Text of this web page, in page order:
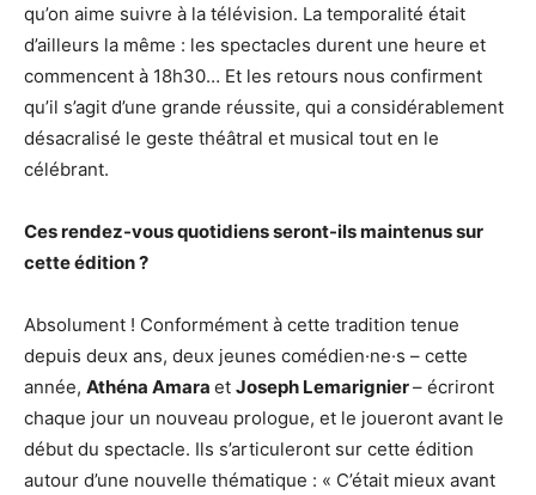
qu’on aime suivre à la télévision. La temporalité était
d’ailleurs la même : les spectacles durent une heure et
commencent à 18h30… Et les retours nous confirment
qu’il s’agit d’une grande réussite, qui a considérablement
désacralisé le geste théâtral et musical tout en le
célébrant.
Ces rendez-vous quotidiens seront-ils maintenus sur
cette édition ?
Absolument ! Conformément à cette tradition tenue
depuis deux ans, deux jeunes comédien·ne·s – cette
année, Athéna Amara et Joseph Lemarignier– écriront
chaque jour un nouveau prologue, et le joueront avant le
début du spectacle. Ils s’articuleront sur cette édition
autour d’une nouvelle thématique : « C’était mieux avant